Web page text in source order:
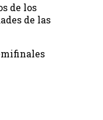
de los
de las